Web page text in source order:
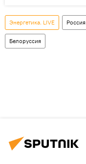
Энергетика. LIVE Россия
Белоруссия